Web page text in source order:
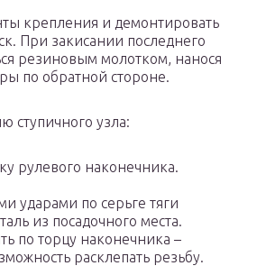
крепления и демонтировать
При закисании последнего
резиновым молотком, нанося
по обратной стороне.
ступичного узла:
рулевого наконечника.
ударами по серьге тяги
из посадочного места.
по торцу наконечника –
расклепать резьбу.